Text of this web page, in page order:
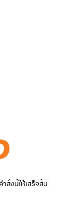
สั่งนี้ให้เสร็จสิ้น